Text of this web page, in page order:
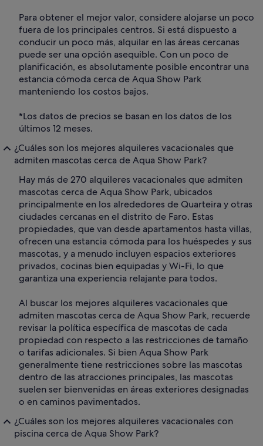
Para obtener el mejor valor, considere alojarse un poco
fuera de los principales centros. Si está dispuesto a
conducir un poco más, alquilar en las áreas cercanas
puede ser una opción asequible. Con un poco de
planificación, es absolutamente posible encontrar una
estancia cómoda cerca de Aqua Show Park
manteniendo los costos bajos.
*Los datos de precios se basan en los datos de los
últimos 12 meses.
¿Cuáles son los mejores alquileres vacacionales que
admiten mascotas cerca de Aqua Show Park?
Hay más de 270 alquileres vacacionales que admiten
mascotas cerca de Aqua Show Park, ubicados
principalmente en los alrededores de Quarteira y otras
ciudades cercanas en el distrito de Faro. Estas
propiedades, que van desde apartamentos hasta villas,
ofrecen una estancia cómoda para los huéspedes y sus
mascotas, y a menudo incluyen espacios exteriores
privados, cocinas bien equipadas y Wi-Fi, lo que
garantiza una experiencia relajante para todos.
Al buscar los mejores alquileres vacacionales que
admiten mascotas cerca de Aqua Show Park, recuerde
revisar la política específica de mascotas de cada
propiedad con respecto a las restricciones de tamaño
o tarifas adicionales. Si bien Aqua Show Park
generalmente tiene restricciones sobre las mascotas
dentro de las atracciones principales, las mascotas
suelen ser bienvenidas en áreas exteriores designadas
o en caminos pavimentados.
¿Cuáles son los mejores alquileres vacacionales con
piscina cerca de Aqua Show Park?